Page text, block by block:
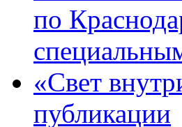
по
«Свет
публикации